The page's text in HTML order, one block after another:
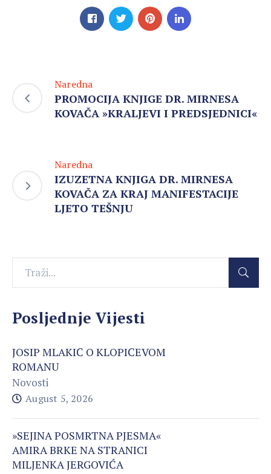
Naredna
PROMOCIJA KNJIGE DR. MIRNESA
KOVAČA »KRALJEVI I PREDSJEDNICI«
Naredna
IZUZETNA KNJIGA DR. MIRNESA
KOVAČA ZA KRAJ MANIFESTACIJE
LJETO TEŠNJU
Posljednje Vijesti
JOSIP MLAKIĆ O KLOPIĆEVOM
ROMANU
Novosti
August 5, 2026
»SEJINA POSMRTNA PJESMA«
AMIRA BRKE NA STRANICI
MILJENKA JERGOVIĆA